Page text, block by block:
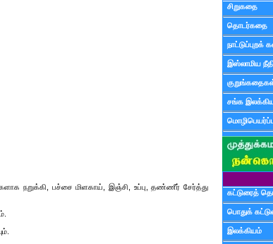
நறுக்கி, பச்சை மிளகாய், இஞ்சி, உப்பு, தண்ணீர் சேர்த்து
சிறுகதை
தொடர்கதை
நாட்டுப்புறக்
இஸ்லாமிய
சங்க
கட்டுரைத்
பொதுக்
இலக்கியம்